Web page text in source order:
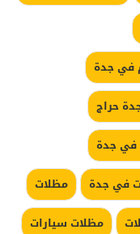
في جدة
حراج
في جدة
في جدة
مظلات
مظلات سيارات